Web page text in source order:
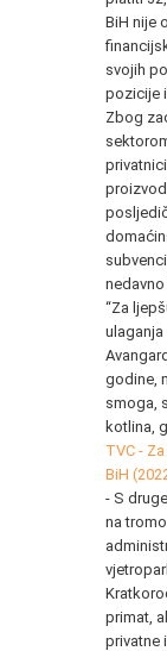
BiH nije
svojih
pozicije
Zbog
“Za
ulaganja
godine,
smoga,
kotlina,
TVC -
BiH
- S
na
primat,
privatne